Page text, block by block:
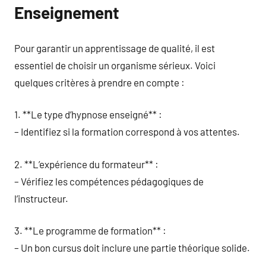
Enseignement
Pour garantir un apprentissage de qualité, il est
essentiel de choisir un organisme sérieux. Voici
quelques critères à prendre en compte :
1. **Le type d’hypnose enseigné** :
– Identifiez si la formation correspond à vos attentes.
2. **L’expérience du formateur** :
– Vérifiez les compétences pédagogiques de
l’instructeur.
3. **Le programme de formation** :
– Un bon cursus doit inclure une partie théorique solide.